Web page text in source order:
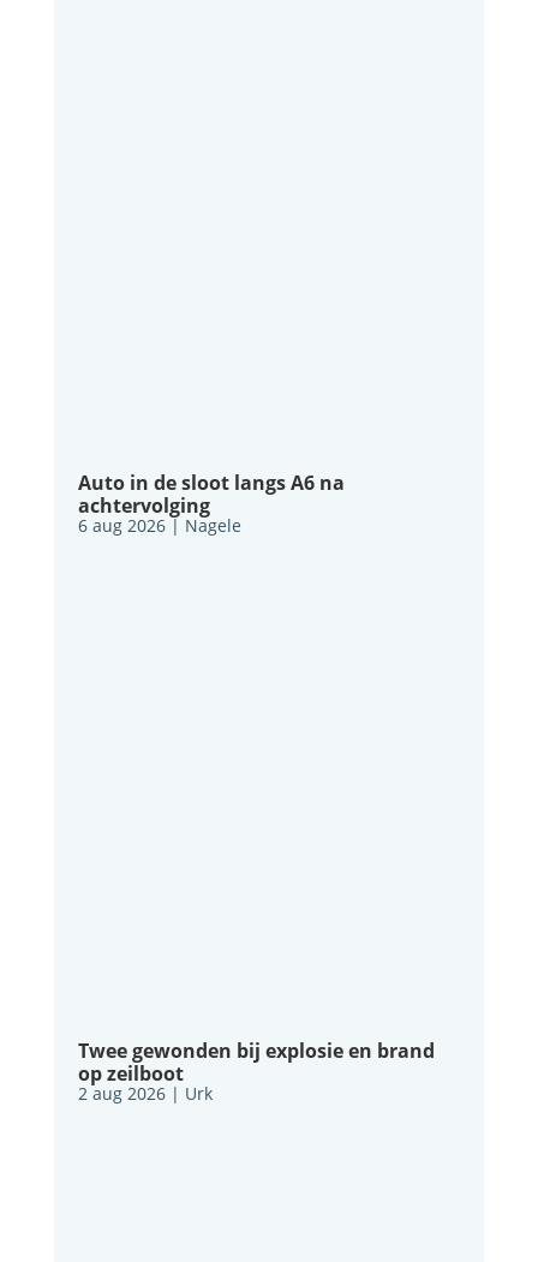
Auto in de sloot langs A6 na
achtervolging
6 aug 2026| Nagele
Twee gewonden bij explosie en brand
op zeilboot
2 aug 2026| Urk